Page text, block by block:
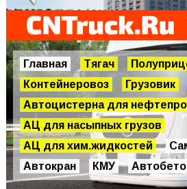
Главная Тягач
Контейнеровоз
Грузовик
Автоцистерна для
АЦ для насыпных грузов
АЦ для хим.жидкостей
Автокран
КМУ